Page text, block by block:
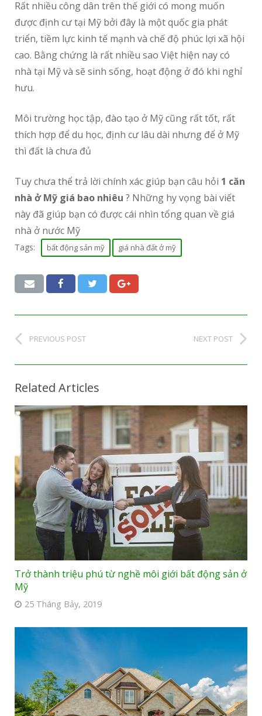
Rất nhiều công dân trên thế giới có mong muốn
được định cư tại Mỹ bởi đây là một quốc gia phát
triển, tiềm lực kinh tế mạnh và chế độ phúc lợi xã hội
cao. Bằng chứng là rất nhiều sao Việt hiện nay có
nhà tại Mỹ và sẽ sinh sống, hoạt động ở đó khi nghỉ
hưu.
Môi trường học tập, đào tạo ở Mỹ cũng rất tốt, rất
thích hợp để du học, định cư lâu dài nhưng để ở Mỹ
thì đất là chưa đủ
Tuy chưa thể trả lời chính xác giúp bạn câu hỏi 1 căn
nhà ở Mỹ giá bao nhiêu ? Những hy vọng bài viết
này đã giúp bạn có được cái nhìn tổng quan về giá
nhà ở nước Mỹ
Tags: bất động sản mỹ giá nhà đất ở mỹ
PREVIOUS POST NEXT POST
Related Articles
Trở thành triệu phú từ nghề môi giới bất động sản ở
Mỹ
25 Tháng Bảy, 2019